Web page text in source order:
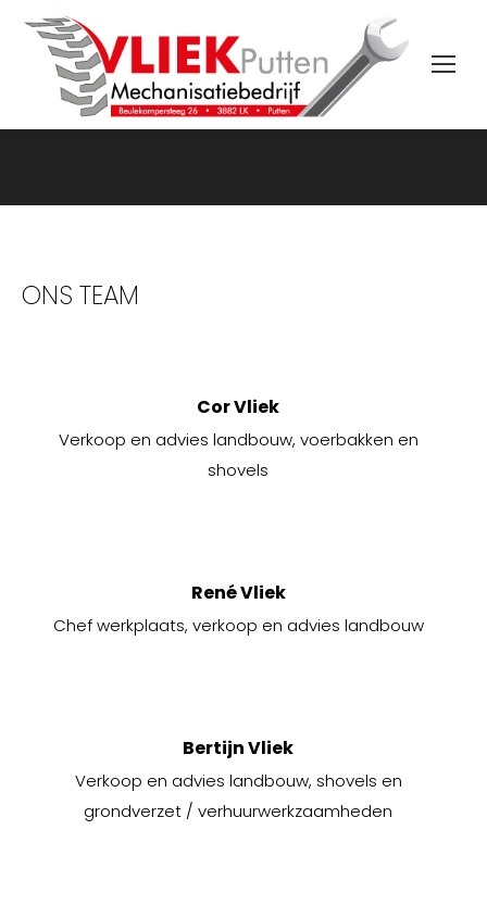
ONS TEAM
Cor Vliek
Verkoop en advies landbouw, voerbakken en
shovels
René Vliek
Chef werkplaats, verkoop en advies landbouw
Bertijn Vliek
Verkoop en advies landbouw, shovels en
grondverzet / verhuurwerkzaamheden